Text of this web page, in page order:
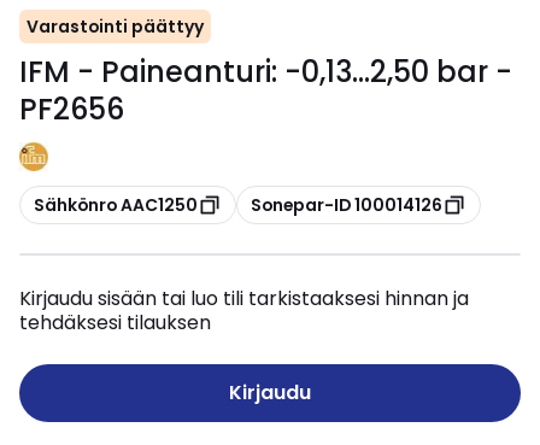
Varastointi päättyy
IFM - Paineanturi: -0,13...2,50 bar -
PF2656
Kopioi
Sähkönro AAC1250 Kopioi
Sonepar-ID 100014126
Kirjaudu sisään tai luo tili tarkistaaksesi hinnan ja
tehdäksesi tilauksen
Kirjaudu